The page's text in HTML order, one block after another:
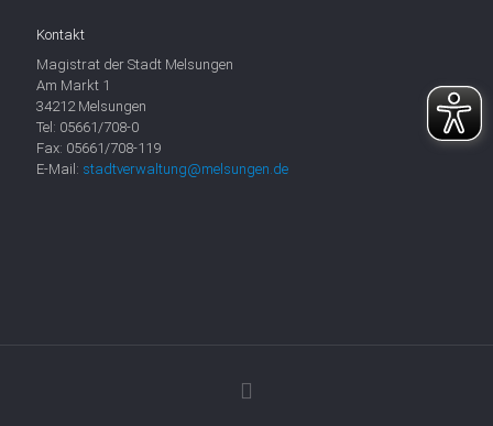
Kontakt
Magistrat der Stadt Melsungen
Am Markt 1
34212 Melsungen
Tel: 05661/708-0
Fax: 05661/708-119
E-Mail: stadtverwaltung@melsungen.de